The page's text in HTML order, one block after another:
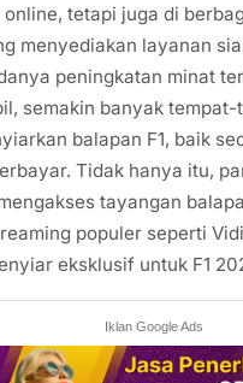
online, tetapi juga di
menyediakan layanan
peningkatan minat
semakin banyak tempat-
balapan F1, baik
Tidak hanya itu,
tayangan
populer seperti
eksklusif untuk F1
Iklan Google Ads